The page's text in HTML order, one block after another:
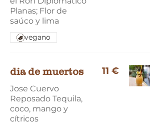
Planas; Flor de
saúco y lima
vegano
dia de muertos
Jose Cuervo
Reposado Tequila,
coco, mango y
cítricos
11 €